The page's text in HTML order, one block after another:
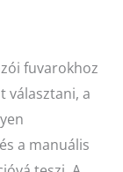
fuvarokhoz
választani, a
a manuális